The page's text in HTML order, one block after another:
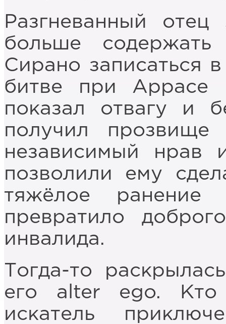
Разгневанный
больше содержать
Сирано записаться
битве при Аррасе
показал отвагу и
получил прозвище
независимый нрав
позволили ему
тяжёлое
превратило
инвалида.
Тогда-то
его alter ego.
искатель